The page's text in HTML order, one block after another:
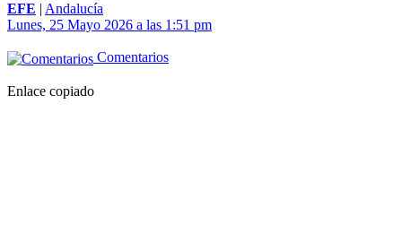
EFE | Andalucía
Lunes, 25 Mayo 2026 a las 1:51 pm
Comentarios
Enlace copiado